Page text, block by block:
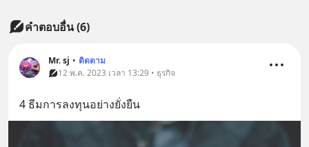
คำตอบอื่น(6)
Mr. sj • ติดตาม
12 พ.ค. 2023 เวลา 13:29 • ธุรกิจ
4 ธีมการลงทุนอย่างยั่งยืน